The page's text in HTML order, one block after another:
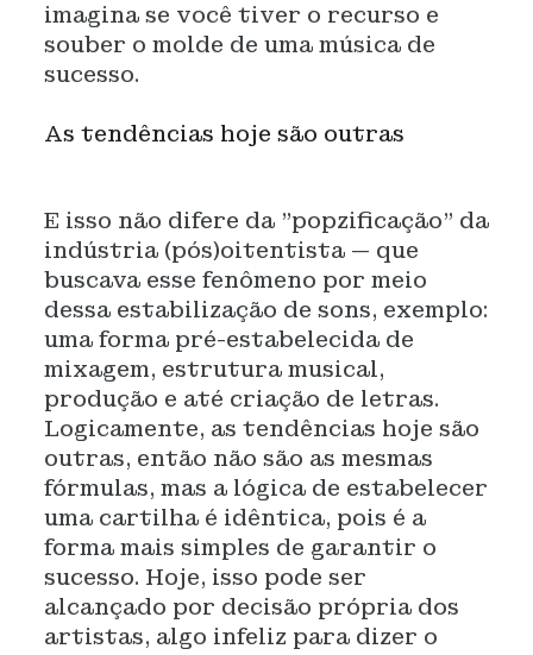
imagina se você tiver o recurso e
souber o molde de uma música de
sucesso.
As tendências hoje são outras
E isso não difere da "popzificação" da
indústria (pós)oitentista — que
buscava esse fenômeno por meio
dessa estabilização de sons, exemplo:
uma forma pré-estabelecida de
mixagem, estrutura musical,
produção e até criação de letras.
Logicamente, as tendências hoje são
outras, então não são as mesmas
fórmulas, mas a lógica de estabelecer
uma cartilha é idêntica, pois é a
forma mais simples de garantir o
sucesso. Hoje, isso pode ser
alcançado por decisão própria dos
artistas, algo infeliz para dizer o